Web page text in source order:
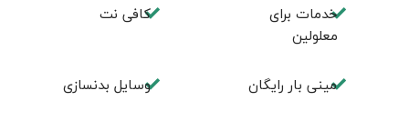
خدمات برای
معلولین
کافی نت
مینی بار رایگان وسایل بدنسازی